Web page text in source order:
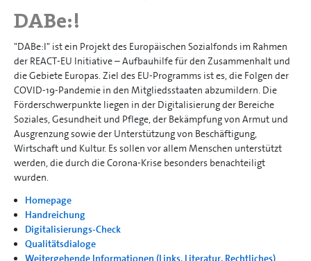
DABe:!
"DABe:I" ist ein Projekt des Europäischen Sozialfonds im Rahmen
der REACT-EU Initiative – Aufbauhilfe für den Zusammenhalt und
die Gebiete Europas. Ziel des EU-Programms ist es, die Folgen der
COVID-19-Pandemie in den Mitgliedsstaaten abzumildern. Die
Förderschwerpunkte liegen in der Digitalisierung der Bereiche
Soziales, Gesundheit und Pflege, der Bekämpfung von Armut und
Ausgrenzung sowie der Unterstützung von Beschäftigung,
Wirtschaft und Kultur. Es sollen vor allem Menschen unterstützt
werden, die durch die Corona-Krise besonders benachteiligt
wurden.
Homepage
Handreichung
Digitalisierungs-Check
Qualitätsdialoge
Weitergehende Informationen (Links, Literatur, Rechtliches)